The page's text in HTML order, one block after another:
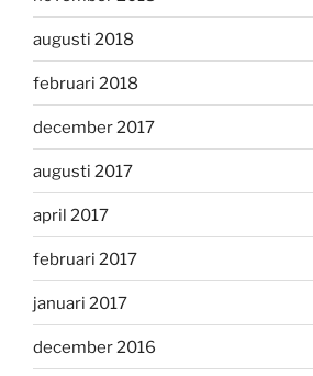
augusti 2018
februari 2018
december 2017
augusti 2017
april 2017
februari 2017
januari 2017
december 2016